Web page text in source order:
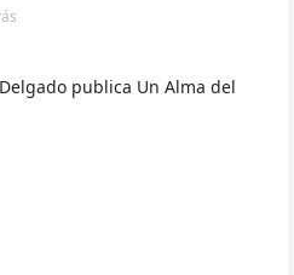
publica Un Alma del